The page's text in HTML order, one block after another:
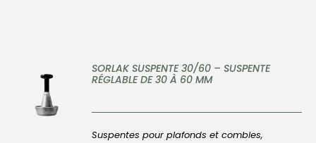
DÉTAILS
SORLAK SUSPENTE 30/60 – SUSPENTE
RÉGLABLE DE 30 À 60 MM
Suspentes pour plafonds et combles,